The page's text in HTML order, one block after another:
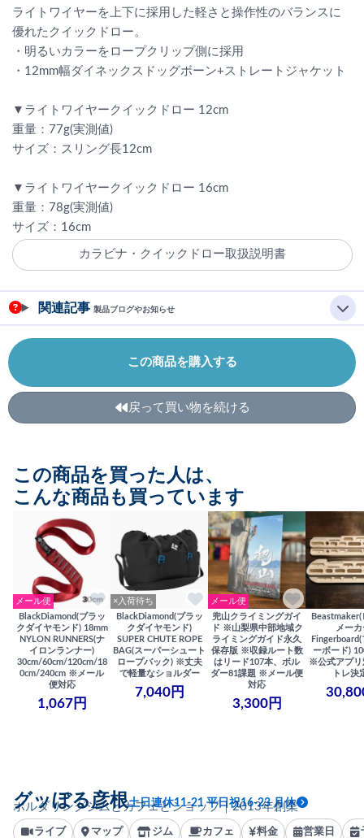
ライトワイヤーを上下に採用した軽さと操作性のバランスに
優れたクイックドロー。
・明るいカラーをロープクリップ側に採用
・12mm幅ダイネックスドッグボーン+ストレートジャケット
▼ライトワイヤークイックドロー 12cm
重量：77g(実測値)
サイズ：スリング長12cm
▼ライトワイヤークイックドロー 16cm
重量：78g(実測値)
サイズ：16cm
カラビナ・クイックドロー取扱説明書
関連記事 製品ブログやお知らせ
この商品を購入する
戻って買い物を続ける
この商品を買った人は、
こんな商品も買っています
メール便
BlackDiamond(ブラッ
クダイヤモンド) 18mm
NYLON RUNNERS(ナ
イロンランナー)
30cm/60cm/120cm/18
0cm/240cm ※メール
便対応
1,067円
×入荷待ち
BlackDiamond(ブラッ
クダイヤモンド)
SUPER CHUTE ROPE
BAG(スーパーシュート
ロープバック) ※丈夫
で軽量なショルダー
7,040円
メール便
兜山クライミングガイ
ド ※山梨県中部地域ク
ライミングガイド永久
保存版 ※収録ルート数
はリード107本、ボル
ダー81課題 ※メール便
対応
3,300円
メーカ
ーボード)
※公式アプ
トレ決
ボルダリングジムとカフェとショップ｜2013年創業
グッぼる彦根土日連休11-21 平日祝16-23 月休
ライブ マップ ジム カフェ 料金 営業日